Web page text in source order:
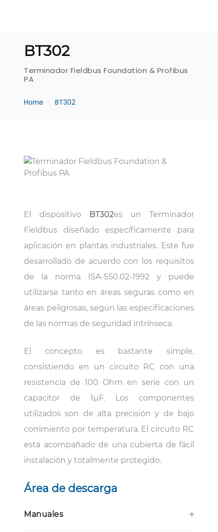
BT302
Terminador Fieldbus Foundation & Profibus
PA
Home BT302
El dispositivo BT302es un Terminador
Fieldbus diseñado específicamente para
aplicación en plantas industriales. Este fue
desarrollado de acuerdo con los requisitos
de la norma ISA-S50.02-1992 y puede
utilizarse tanto en áreas seguras como en
áreas peligrosas, según las especificaciones
de las normas de seguridad intrínseca.
El concepto es bastante simple,
consistiendo en un circuito RC con una
resistencia de 100 Ohm en serie con un
capacitor de 1µF. Los componentes
utilizados son de alta precisión y de bajo
corrimiento por temperatura. El circuito RC
está acompañado de una cubierta de fácil
instalación y totalmente protegido.
Área de descarga
Manuales